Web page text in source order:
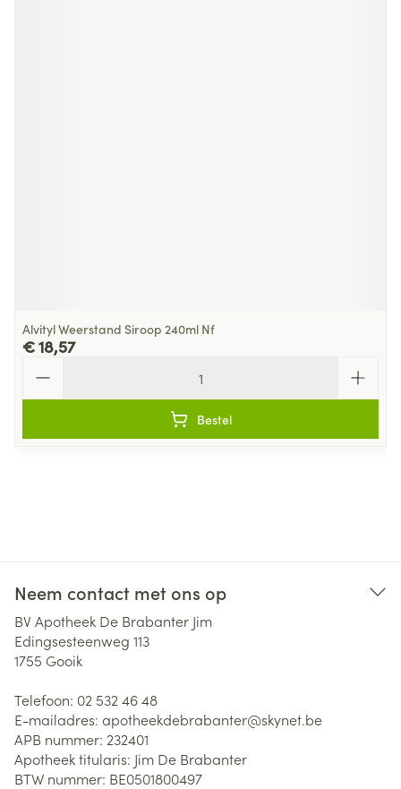
Alvityl Weerstand Siroop 240ml Nf
€ 18,57
Bestel
Neem contact met ons op
BV Apotheek De Brabanter Jim
Edingsesteenweg 113
1755 Gooik
Telefoon: 02 532 46 48
E-mailadres: apotheekdebrabanter@skynet.be
APB nummer: 232401
Apotheek titularis: Jim De Brabanter
BTW nummer: BE0501800497